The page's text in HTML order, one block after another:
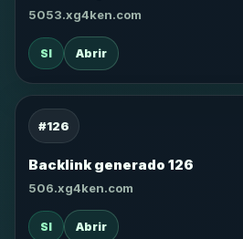
5053.xg4ken.com
SI Abrir
#126
Backlink generado 126
506.xg4ken.com
SI Abrir